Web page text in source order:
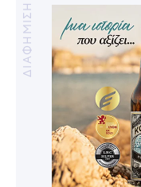
ΔΙΑΦΗΜΙΣΗ